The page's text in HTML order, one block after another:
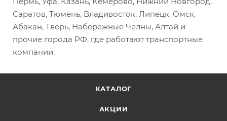
Саратов, Тюмень, Владивосток, Липецк, Омск,
Абакан, Тверь, Набережные Челны, Алтай и
прочие города РФ, где работают транспортные
компании.
КАТАЛОГ
АКЦИИ